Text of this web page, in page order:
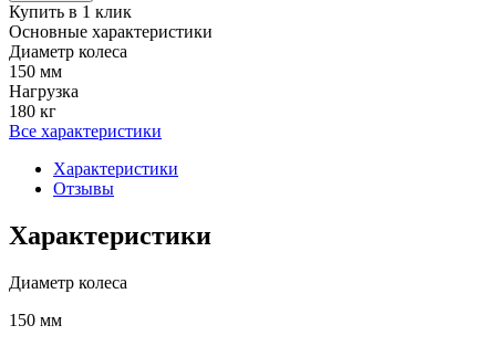
Купить в 1 клик
Основные характеристики
Диаметр колеса
150 мм
Нагрузка
180 кг
Все характеристики
Характеристики
Отзывы
Характеристики
Диаметр колеса
150 мм